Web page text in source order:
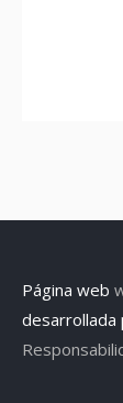
Página web
desarrollada